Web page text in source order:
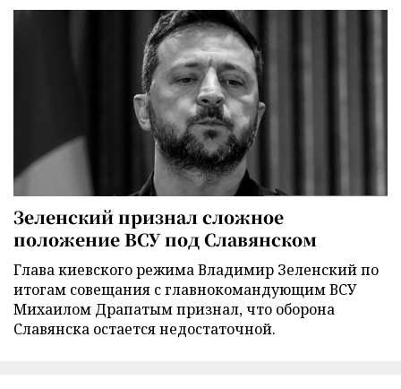
Зеленский признал сложное
положение ВСУ под Славянском
Глава киевского режима Владимир Зеленский по
итогам совещания с главнокомандующим ВСУ
Михаилом Драпатым признал, что оборона
Славянска остается недостаточной.